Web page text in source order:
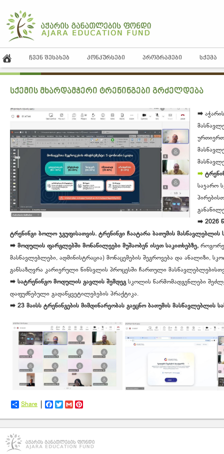
ᲩᲕᲔᲜ ᲨᲔᲡᲐᲮᲔᲑ ᲙᲝᲜᲙᲣᲠᲡᲔᲑᲘ ᲞᲠᲝᲒᲠᲐᲛᲔᲑᲘ ᲡᲥᲔᲛᲐ
სქემის მხარდამჭერი ტრენინგები გრძელდება
➡️
➡️
საჯარო
➡️ 2026
ტრენინგი ბოლო ჯგუფისათვის. ტრენინგი ჩაატარა ბათუმის მასწავლებლის
➡️ მოდულის ფარგლებში მონაწილეები მუშაობენ ისეთ საკითხებზე,
მასწავლებლები, ადმინისტრაცია) მონაცემების შეგროვება და ანალიზი,
განსაზღვრა კარიერული წინსვლის პროცესში ჩართული
➡️ სატრენინგო მოდულის გავლის შემდეგ სკოლის წარმომადგენლები
დაფუძნებული გადაწყვეტილებების პრაქტიკა.
➡️ 23 მაისს ტრენინგების მიმდინარეობას გაეცნო ბათუმის მასწავლებლის
Share Facebook
TwitterGmail